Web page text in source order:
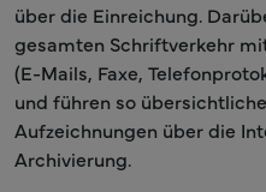
über die Einreichung.
gesamten Schriftverkehr
(E-Mails, Faxe,
und führen so
Aufzeichnungen über die
Archivierung.